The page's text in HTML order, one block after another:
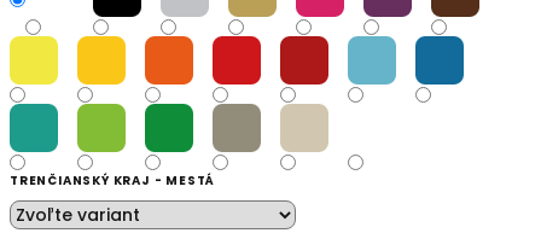
TRENČIANSKÝ KRAJ - MESTÁ